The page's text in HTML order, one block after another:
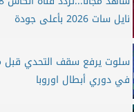
نايل سات 2026 بأعلى جودة
سلوت يرفع سقف التحدي قبل
في دوري أبطال اوروبا